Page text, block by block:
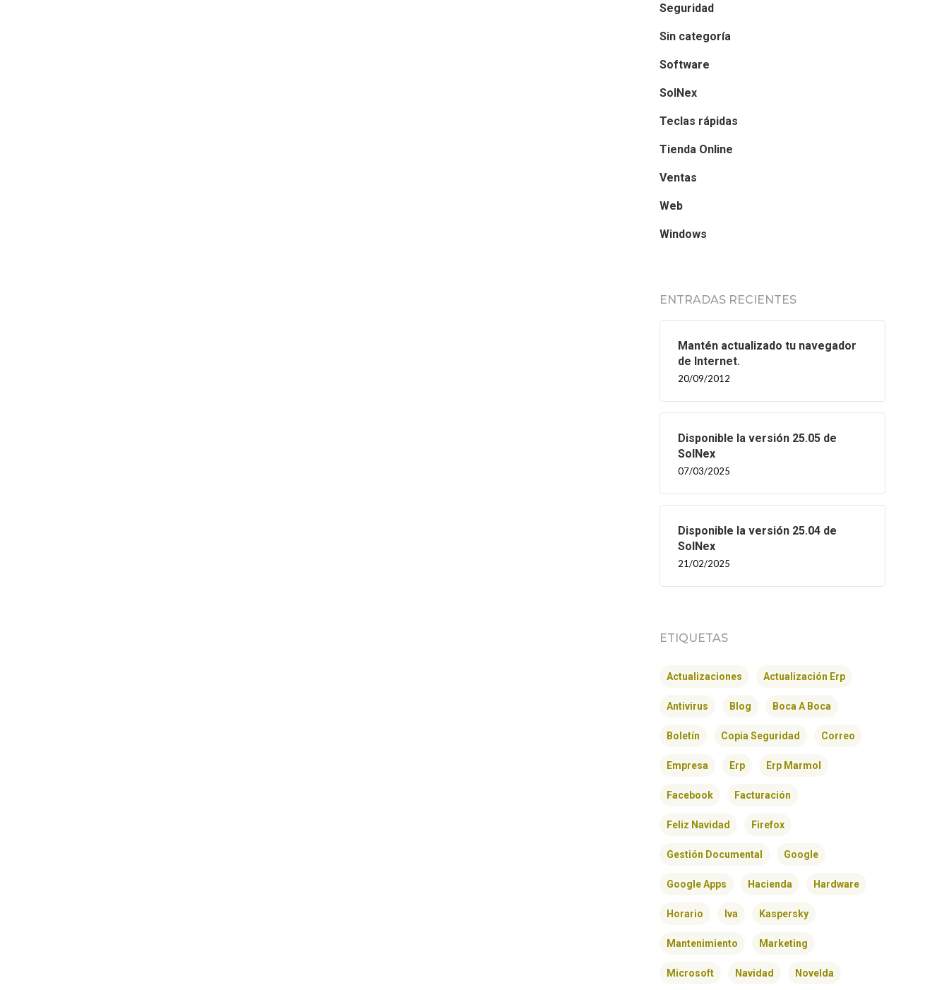
Seguridad
Sin categoría
Software
SolNex
Teclas rápidas
Tienda Online
Ventas
Web
Windows
ENTRADAS RECIENTES
Mantén actualizado tu navegador
de Internet.
20/09/2012
Disponible la versión 25.05 de
SolNex
07/03/2025
Disponible la versión 25.04 de
SolNex
21/02/2025
ETIQUETAS
Actualizaciones Actualización Erp
Antivirus Blog Boca A Boca
Boletín Copia Seguridad Correo
Empresa Erp Erp Marmol
Facebook Facturación
Feliz Navidad Firefox
Gestión Documental Google
Google Apps Hacienda Hardware
Horario Iva Kaspersky
Mantenimiento Marketing
Microsoft Navidad Novelda